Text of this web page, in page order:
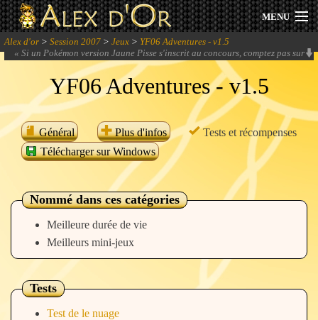
MENU
Actualités
Session 2026
Archives
Forum
Se connecter
S'inscrire
Alex d'or > Session 2007 > Jeux > YF06 Adventures - v1.5
« Si un Pokémon version Jaune Pisse s'inscrit au concours, comptez pas sur
moi pour le valoriser.
YF06 Adventures - v1.5
Général Plus d'infos
Tests et récompenses
Télécharger sur Windows
Nommé dans ces catégories
Meilleure durée de vie
Meilleurs mini-jeux
Tests
Test de le nuage